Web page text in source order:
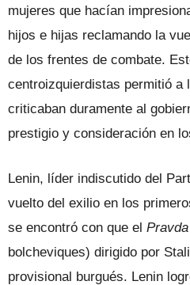
mujeres que hacían
hijos e hijas reclamando la
de los frentes de combate.
centroizquierdistas permitió a
criticaban duramente al
prestigio y consideración en
Lenin, líder indiscutido del
vuelto del exilio en los
se encontró con que el Pravda
bolcheviques) dirigido por
provisional burgués. Lenin